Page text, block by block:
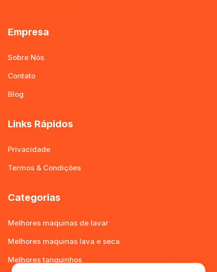
Empresa
Sobre Nós
Contato
Blog
Links Rápidos
Privacidade
Termos & Condições
Categorias
Melhores maquinas de lavar
Melhores maquinas lava e seca
Melhores tanquinhos